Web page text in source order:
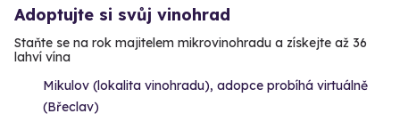
Adoptujte si svůj vinohrad
Staňte se na rok majitelem mikrovinohradu a získejte až 36
lahví vína
Mikulov (lokalita vinohradu), adopce probíhá virtuálně
(Břeclav)